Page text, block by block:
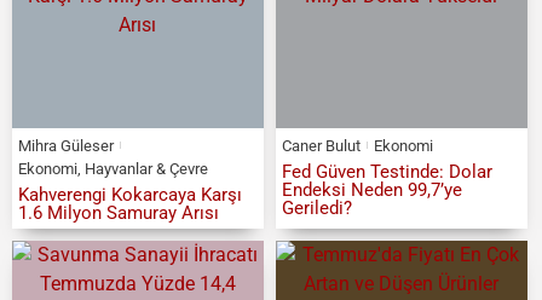
Mihra Güleser
Ekonomi Hayvanlar & Çevre
Kahverengi Kokarcaya Karşı
1.6 Milyon Samuray Arısı
Caner Bulut Ekonomi
Fed Güven Testinde: Dolar
Endeksi Neden 99,7’ye
Geriledi?